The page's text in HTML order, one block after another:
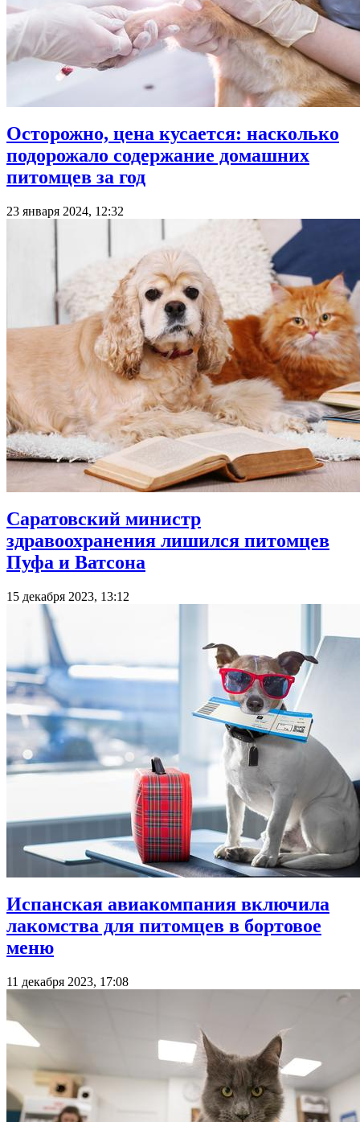
Осторожно, цена кусается: насколько
подорожало содержание домашних
питомцев за год
23 января 2024, 12:32
Саратовский министр
здравоохранения лишился питомцев
Пуфа и Ватсона
15 декабря 2023, 13:12
Испанская авиакомпания включила
лакомства для питомцев в бортовое
меню
11 декабря 2023, 17:08